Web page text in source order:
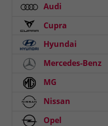
Audi
Cupra
Hyundai
Mercedes-Benz
MG
Nissan
Opel